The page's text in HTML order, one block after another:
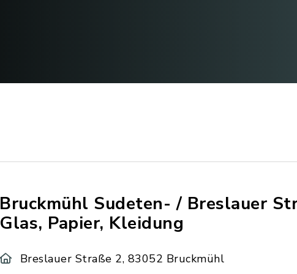
Bruckmühl Sudeten- / Breslauer
Glas, Papier, Kleidung
Breslauer Straße 2, 83052 Bruckmühl